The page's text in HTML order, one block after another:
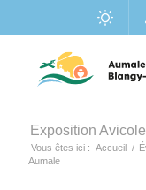
Exposition
Vous êtes ici : Accueil /
Aumale